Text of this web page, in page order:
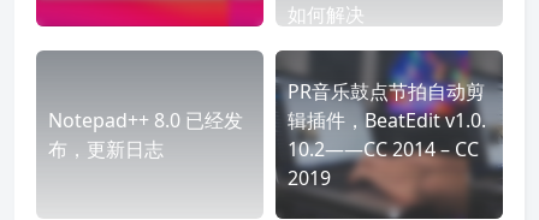
如何解决
Notepad++ 8.0 已经发
布，更新日志
PR音乐鼓点节拍自动剪
辑插件，BeatEdit v1.0.
10.2——CC 2014 – CC
2019